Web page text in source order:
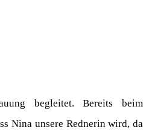
begleitet. Bereits beim
Nina unsere Rednerin wird, da